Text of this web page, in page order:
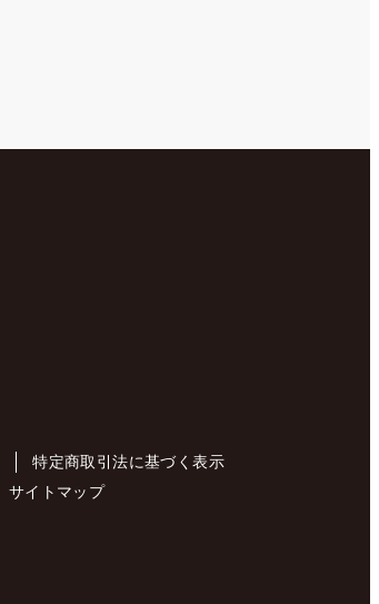
特定商取引法に基づく表示
サイトマップ